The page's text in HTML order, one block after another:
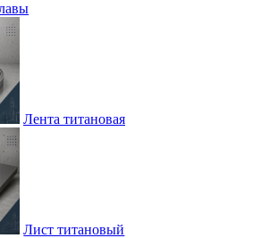
Лента титановая
Лист титановый